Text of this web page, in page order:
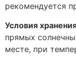
рекомендуется
Условия
прямых
месте, при